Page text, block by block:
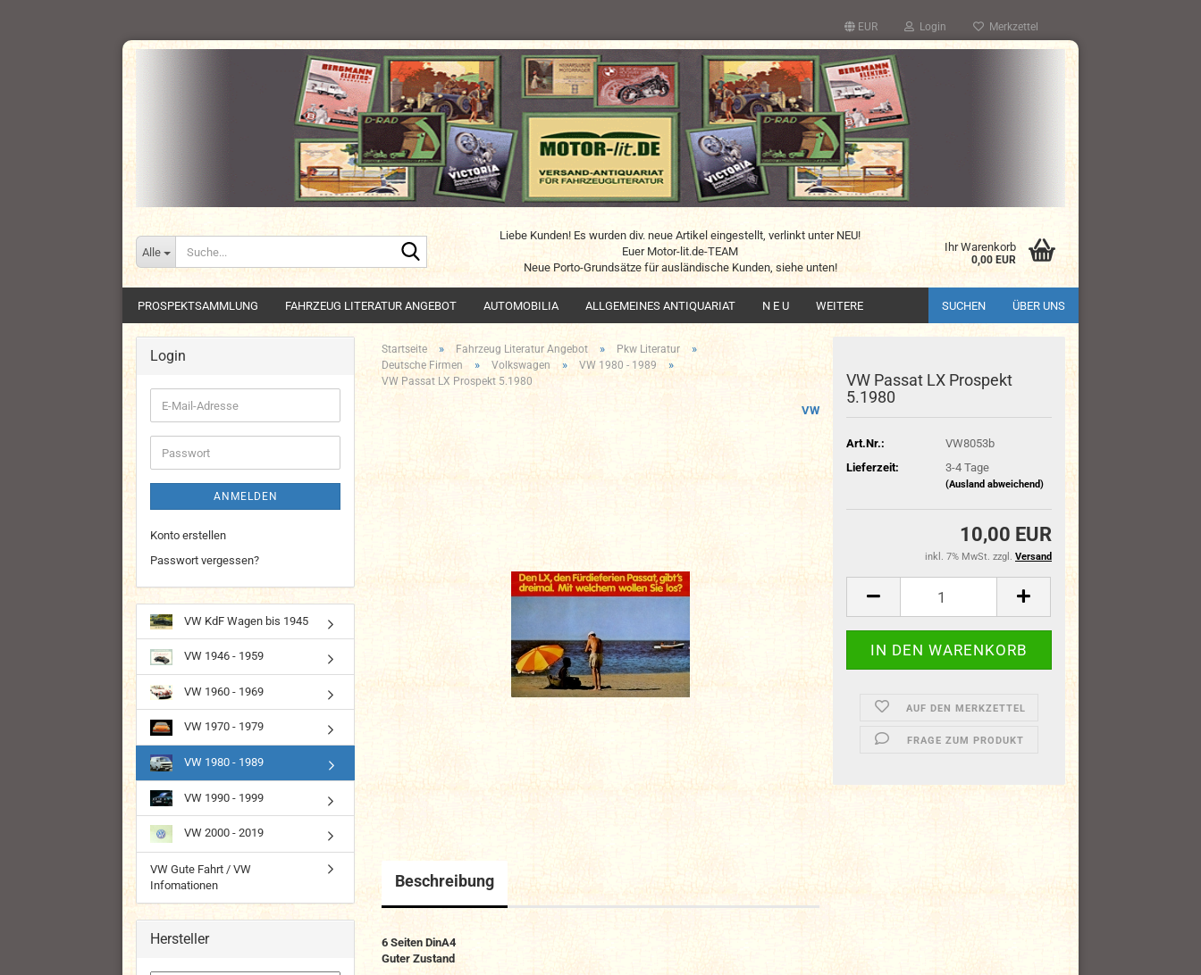
EUR Login Merkzettel
Alle
Liebe Kunden! Es wurden div. neue Artikel eingestellt, verlinkt unter NEU!
Euer Motor-lit.de-TEAM
Neue Porto-Grundsätze für ausländische Kunden, siehe unten!
Ihr Warenkorb
0,00 EUR
PROSPEKTSAMMLUNG FAHRZEUG LITERATUR ANGEBOT AUTOMOBILIA ALLGEMEINES ANTIQUARIAT N E U SUCHEN ÜBER UNS
WEITERE
Startseite » Fahrzeug Literatur Angebot » Pkw Literatur »
Deutsche Firmen » Volkswagen » VW 1980 - 1989 »
VW Passat LX Prospekt 5.1980
VW
VW Passat LX Prospekt
5.1980
Art.Nr.:
VW8053b
Lieferzeit:
3-4 Tage
(Ausland abweichend)
10,00 EUR
inkl. 7% MwSt. zzgl. Versand
AUF DEN MERKZETTEL
FRAGE ZUM PRODUKT
Beschreibung
6 Seiten DinA4
Guter Zustand
Login
E-
Mail-
Adresse
Passwort
ANMELDEN
Konto erstellen
Passwort vergessen?
VW KdF Wagen bis 1945
VW 1946 - 1959
VW 1960 - 1969
VW 1970 - 1979
VW 1980 - 1989
VW 1990 - 1999
VW 2000 - 2019
VW Gute Fahrt / VW
Infomationen
Hersteller